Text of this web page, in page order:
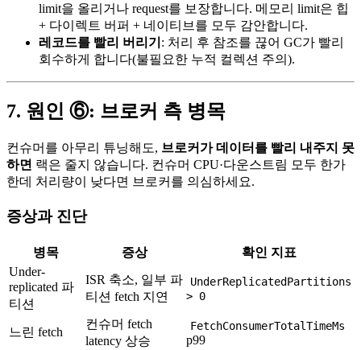
limit을 올리거나 request를 보장합니다. 메모리 limit은 힙
+ 다이렉트 버퍼 + 네이티브를 모두 감안합니다.
레코드를 빨리 버리기 : 처리 후 참조를 끊어 GC가 빨리
회수하게 합니다(불필요한 누적 컬렉션 주의).
7. 원인 ⑥: 브로커 측 병목
컨슈머를 아무리 튜닝해도, 브로커가 데이터를 빨리 내주지 못
하면 랙은 줄지 않습니다. 컨슈머 CPU·다운스트림 모두 한가
한데 처리량이 낮다면 브로커를 의심하세요.
증상과 진단
병목 증상
확인 지표
Under-
replicated 파
티션
ISR 축소, 일부 파
티션 fetch 지연
UnderReplicatedPartitions
> 0
느린 fetch
컨슈머 fetch
latency 상승
FetchConsumerTotalTimeMs
p99